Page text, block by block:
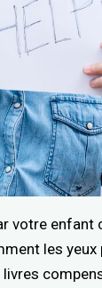
votre enfant
les
livres